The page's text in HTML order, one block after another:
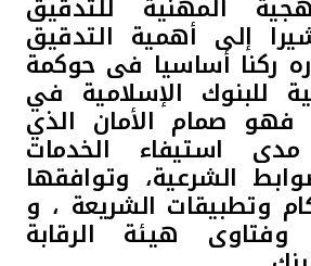
إلى أهمية التدقيق
ركنا أساسيا فى حوكمة
للبنوك الإسلامية في
فهو صمام الأمان الذي
استيفاء الخدمات
الشرعية، وتوافقها
وتطبيقات الشريعة ، و
وفتاوى هيئة الرقابة